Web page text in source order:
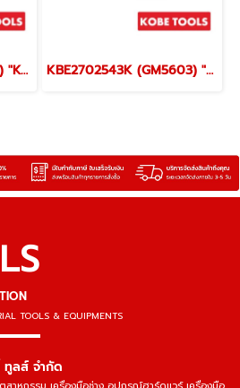
KBE2702500K (SR500) "KOBE" ด้ามฟรีลม 4 หุน (1/2") SPEED RATCHETS AIR 1/2" "KOBETOOLS" สินค้าประเทศอังกฤษ KBE2702543K (GM5603) "KOBE" ชุดเครื่องเจียร์ลม 3 มม. 56000 รอบ AIR MICRO AIR DIE GRINDER 3 MM. "KOBETOOLS" สินค้าประเทศอังกฤษ
TOOLS & EQUIPMENTS
ลส์ จำกัด